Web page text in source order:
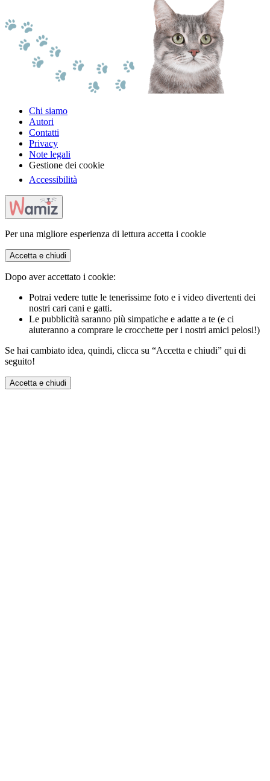
Chi siamo
Autori
Contatti
Privacy
Note legali
Gestione dei cookie
Accessibilità
Per una migliore esperienza di lettura accetta i cookie
Accetta e chiudi
Dopo aver accettato i cookie:
Potrai vedere tutte le tenerissime foto e i video divertenti dei
nostri cari cani e gatti.
Le pubblicità saranno più simpatiche e adatte a te (e ci
aiuteranno a comprare le crocchette per i nostri amici pelosi!)
Se hai cambiato idea, quindi, clicca su “Accetta e chiudi” qui di
seguito!
Accetta e chiudi